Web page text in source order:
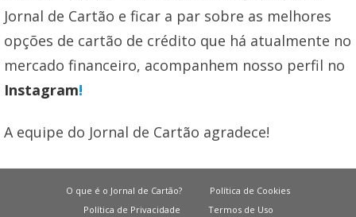
Jornal de Cartão e ficar a par sobre as melhores
opções de cartão de crédito que há atualmente no
mercado financeiro, acompanhem nosso perfil no
Instagram!
A equipe do Jornal de Cartão agradece!
O que é o Jornal de Cartão?
Política de Cookies
Política de Privacidade
Termos de Uso